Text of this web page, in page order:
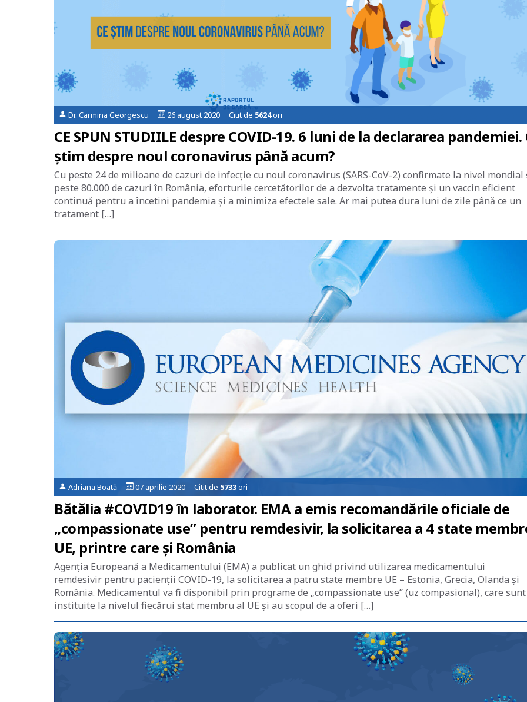
Dr. Carmina Georgescu 26 august 2020 Citit de 5624ori
CE SPUN STUDIILE despre COVID-19. 6 luni de la declararea pandemiei.
știm despre noul coronavirus până acum?
Cu peste 24 de milioane de cazuri de infecție cu noul coronavirus (SARS-CoV-2) confirmate la nivel mondial
peste 80.000 de cazuri în România, eforturile cercetătorilor de a dezvolta tratamente și un vaccin eficient
continuă pentru a încetini pandemia și a minimiza efectele sale. Ar mai putea dura luni de zile până ce un
tratament […]
Adriana Boată 07 aprilie 2020 Citit de 5733ori
Bătălia #COVID19 în laborator. EMA a emis recomandările oficiale de
„compassionate use” pentru remdesivir, la solicitarea a 4 state
UE, printre care și România
Agenția Europeană a Medicamentului (EMA) a publicat un ghid privind utilizarea medicamentului
remdesivir pentru pacienții COVID-19, la solicitarea a patru state membre UE – Estonia, Grecia, Olanda și
România. Medicamentul va fi disponibil prin programe de „compassionate use” (uz compasional), care sunt
instituite la nivelul fiecărui stat membru al UE și au scopul de a oferi […]